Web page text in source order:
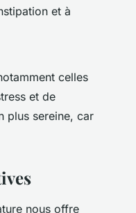
et à
celles
et de
plus sereine, car
nous offre